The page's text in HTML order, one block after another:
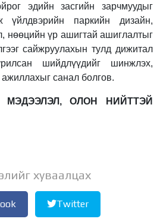
эдийн засгийн зарчмуудыг
үйлдвэрийн паркийн дизайн,
нөөцийн үр ашигтай ашиглалтыг
сайжруулахын тулд дижитал
шийдлүүдийг шинжлэх,
санал болгов.
МЭДЭЭЛЭЛ, ОЛОН НИЙТТЭЙ
хуваалцах
Twitter